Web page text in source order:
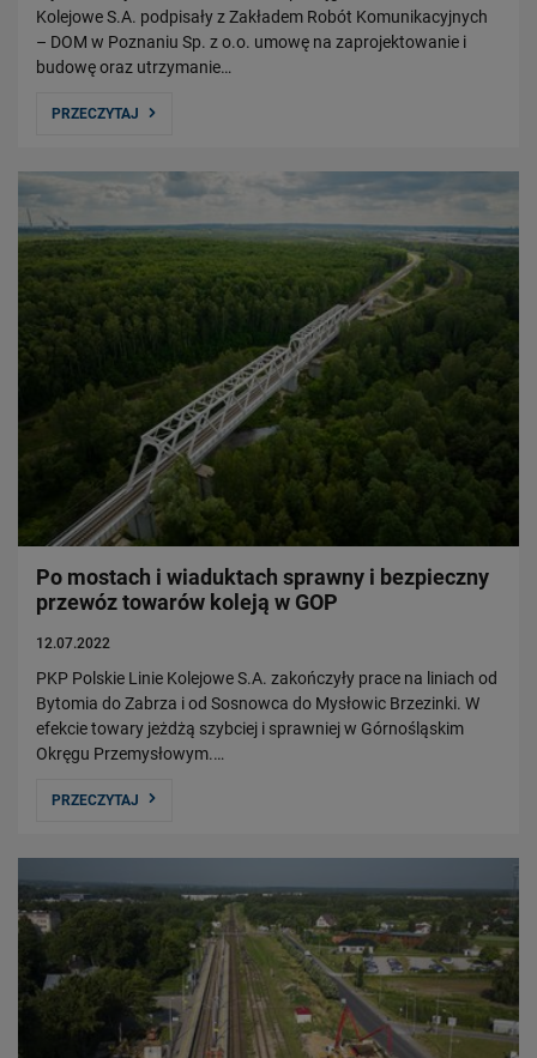
Kolejowe S.A. podpisały z Zakładem Robót Komunikacyjnych
– DOM w Poznaniu Sp. z o.o. umowę na zaprojektowanie i
budowę oraz utrzymanie…
PRZECZYTAJ
Po mostach i wiaduktach sprawny i bezpieczny
przewóz towarów koleją w GOP
12.07.2022
PKP Polskie Linie Kolejowe S.A. zakończyły prace na liniach od
Bytomia do Zabrza i od Sosnowca do Mysłowic Brzezinki. W
efekcie towary jeżdżą szybciej i sprawniej w Górnośląskim
Okręgu Przemysłowym.…
PRZECZYTAJ